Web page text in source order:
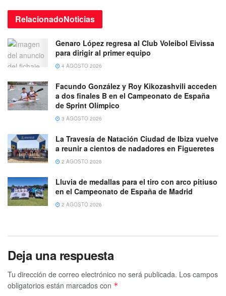
RelacionadoNoticias
Genaro López regresa al Club Voleibol Eivissa
para dirigir al primer equipo
4 AGOSTO 2026
Facundo González y Roy Kikozashvili acceden
a dos finales B en el Campeonato de España
de Sprint Olímpico
3 AGOSTO 2026
La Travesía de Natación Ciudad de Ibiza vuelve
a reunir a cientos de nadadores en Figueretes
2 AGOSTO 2026
Lluvia de medallas para el tiro con arco pitiuso
en el Campeonato de España de Madrid
2 AGOSTO 2026
Deja una respuesta
Tu dirección de correo electrónico no será publicada. Los campos
obligatorios están marcados con *